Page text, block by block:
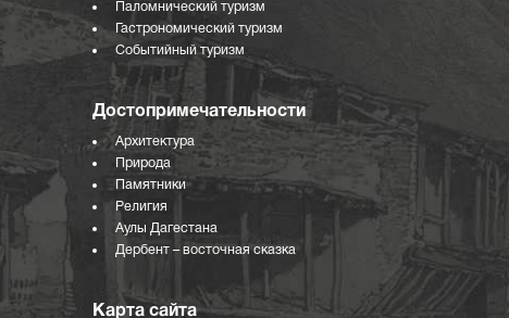
Паломнический туризм
Гастрономический туризм
Событийный туризм
Достопримечательности
Архитектура
Природа
Памятники
Религия
Аулы Дагестана
Дербент – восточная сказка
Карта сайта